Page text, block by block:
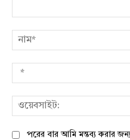
পরের বার আমি মন্তব্য করার